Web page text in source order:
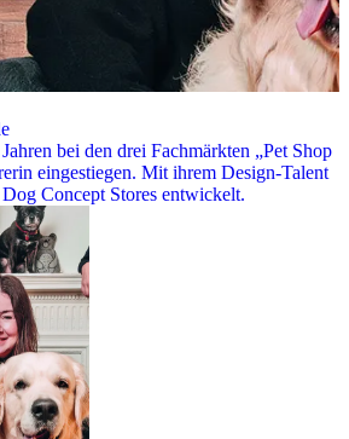
bei den drei Fachmärkten „Pet Shop
eingestiegen. Mit ihrem Design-Talent
Concept Stores entwickelt.